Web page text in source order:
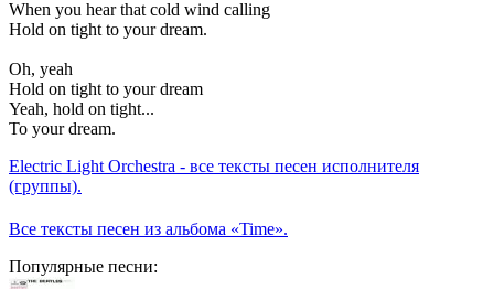
When you hear that cold wind calling
Hold on tight to your dream.
Oh, yeah
Hold on tight to your dream
Yeah, hold on tight...
To your dream.
Electric Light Orchestra - все тексты песен исполнителя
(группы).
Все тексты песен из альбома «Time».
Популярные песни: